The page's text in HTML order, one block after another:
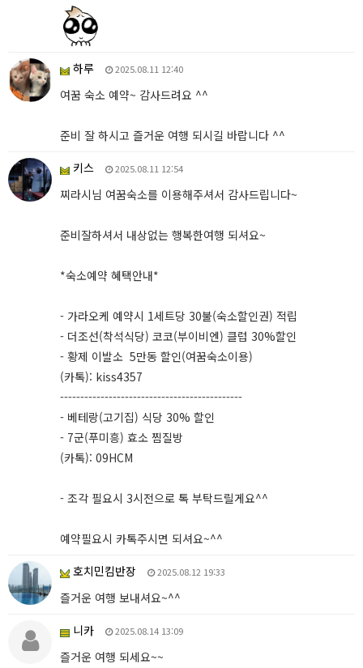
하루 2025.08.11 12:40
여꿈 숙소 예약~ 감사드려요 ^^
준비 잘 하시고 즐거운 여행 되시길 바랍니다 ^^
키스
2025.08.11 12:54
찌라시님 여꿈숙소를 이용해주셔서 감사드립니다~
준비잘하셔서 내상없는 행복한여행 되셔요~
*숙소예약 혜택안내*
- 가라오케 예약시 1세트당 30불(숙소할인권) 적립
- 더조선(착석식당) 코코(부이비엔) 클럽 30%할인
- 황제 이발소 5만동 할인(여꿈숙소이용)
(카톡): kiss4357
---------------------------------------------
- 베테랑(고기집) 식당 30% 할인
- 7군(푸미흥) 효소 찜질방
(카톡): 09HCM
- 조각 필요시 3시전으로 톡 부탁드릴게요^^
예약필요시 카톡주시면 되셔요~^^
호치민킴반장
2025.08.12 19:33
즐거운 여행 보내셔요~^^
니카
2025.08.14 13:09
즐거운 여행 되세요~~